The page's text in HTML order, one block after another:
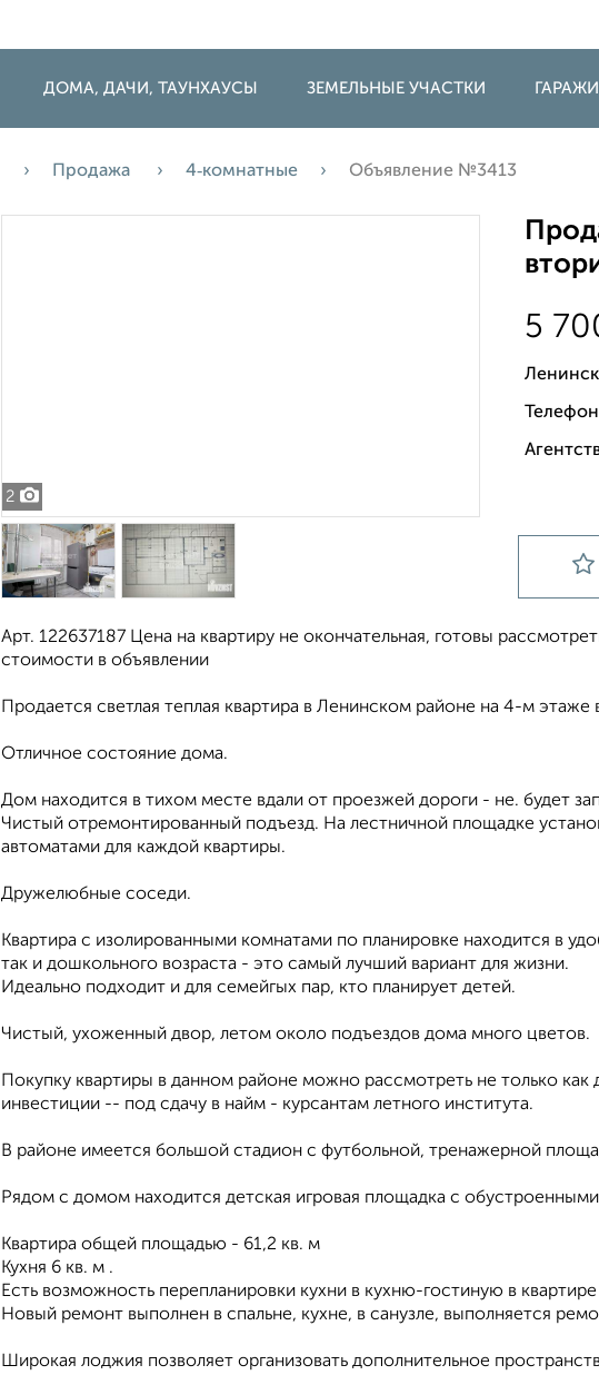
ДОМА, ДАЧИ, ТАУНХАУСЫ ЗЕМЕЛЬНЫЕ УЧАСТКИ
Продажа 4‑комнатные Объявление №3413
2
5
Арт. 122637187 Цена на квартиру не окончательная, готовы
стоимости в объявлении
Продается светлая теплая квартира в Ленинском районе на 4-м
Отличное состояние дома.
Дом находится в тихом месте вдали от проезжей дороги - не. будет
Чистый отремонтированный подъезд. На лестничной площадке
автоматами для каждой квартиры.
Дружелюбные соседи.
Квартира с изолированными комнатами по планировке находится в
так и дошкольного возраста - это самый лучший вариант для жизни.
Идеально подходит и для семейгых пар, кто планирует детей.
Чистый, ухоженный двор, летом около подъездов дома много цветов.
Покупку квартиры в данном районе можно рассмотреть не только
инвестиции -- под сдачу в найм - курсантам летного института.
В районе имеется большой стадион с футбольной, тренажерной
Рядом с домом находится детская игровая площадка с
Квартира общей площадью - 61,2 кв. м
Кухня 6 кв. м .
Есть возможность перепланировки кухни в кухню-гостиную в квартире
Новый ремонт выполнен в спальне, кухне, в санузле, выполняется
Широкая лоджия позволяет организовать дополнительное